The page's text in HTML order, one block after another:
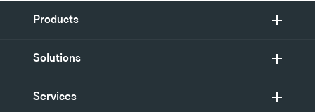
Products
Solutions
Services